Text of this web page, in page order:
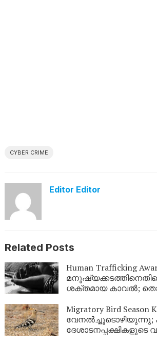
CYBER CRIME
Editor Editor
Related Posts
Human Trafficking
ശക്തമായ കാവൽ;
Migratory Bird Season
വേനൽച്ചൂടൊഴിയുന്നു;
ദേശാടനപ്പക്ഷികളുടെ